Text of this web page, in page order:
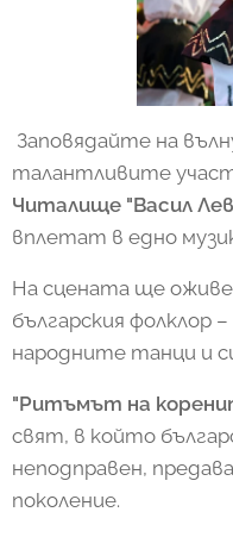
Заповядайте на
талантливите
Читалище "Васил
вплетат в едно
На сцената ще
българския фолклор
народните танци и
"Ритъмът на
свят, в който
неподправен,
поколение.